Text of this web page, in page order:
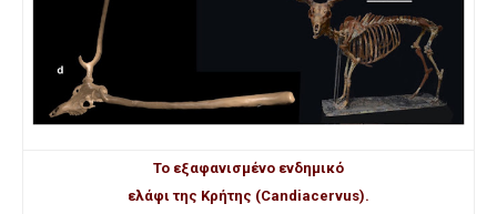
Το εξαφανισμένο ενδημικό
ελάφι της Κρήτης (Candiacervus).